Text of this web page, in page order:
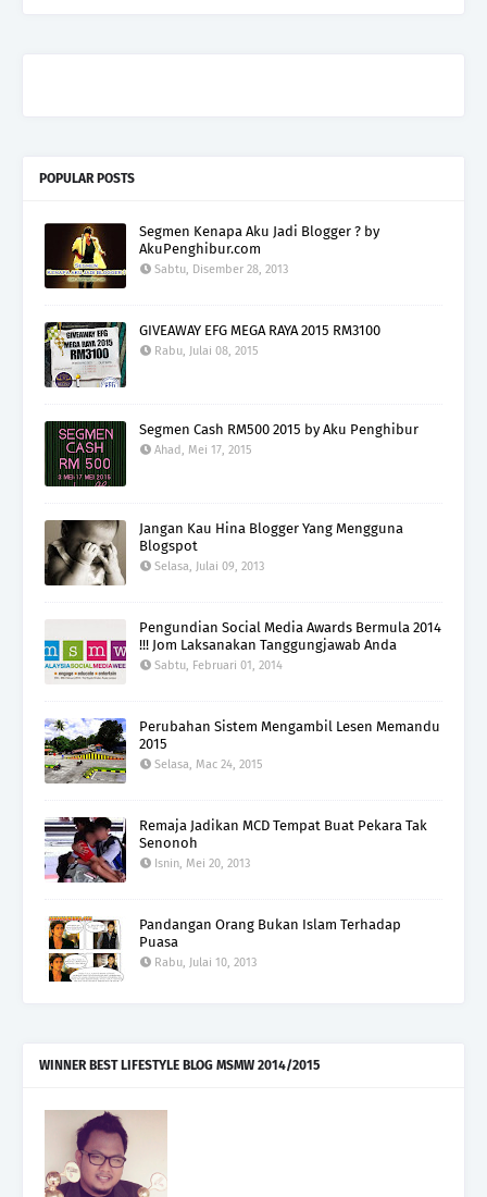
POPULAR POSTS
Segmen Kenapa Aku Jadi Blogger ? by
AkuPenghibur.com
Sabtu, Disember 28, 2013
GIVEAWAY EFG MEGA RAYA 2015 RM3100
Rabu, Julai 08, 2015
Segmen Cash RM500 2015 by Aku Penghibur
Ahad, Mei 17, 2015
Jangan Kau Hina Blogger Yang Mengguna
Blogspot
Selasa, Julai 09, 2013
Pengundian Social Media Awards Bermula 2014
!!! Jom Laksanakan Tanggungjawab Anda
Sabtu, Februari 01, 2014
Perubahan Sistem Mengambil Lesen Memandu
2015
Selasa, Mac 24, 2015
Remaja Jadikan MCD Tempat Buat Pekara Tak
Senonoh
Isnin, Mei 20, 2013
Pandangan Orang Bukan Islam Terhadap
Puasa
Rabu, Julai 10, 2013
WINNER BEST LIFESTYLE BLOG MSMW 2014/2015